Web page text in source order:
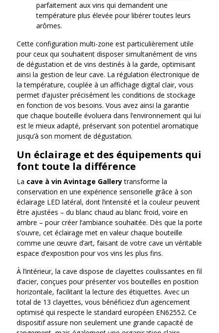
parfaitement aux vins qui demandent une
température plus élevée pour libérer toutes leurs
arômes.
Cette configuration multi-zone est particulièrement utile
pour ceux qui souhaitent disposer simultanément de vins
de dégustation et de vins destinés à la garde, optimisant
ainsi la gestion de leur cave. La régulation électronique de
la température, couplée à un affichage digital clair, vous
permet d’ajuster précisément les conditions de stockage
en fonction de vos besoins. Vous avez ainsi la garantie
que chaque bouteille évoluera dans l’environnement qui lui
est le mieux adapté, préservant son potentiel aromatique
jusqu’à son moment de dégustation.
Un éclairage et des équipements qui
font toute la différence
La cave à vin Avintage Gallerytransforme la
conservation en une expérience sensorielle grâce à son
éclairage LED latéral, dont l’intensité et la couleur peuvent
être ajustées – du blanc chaud au blanc froid, voire en
ambre – pour créer l’ambiance souhaitée. Dès que la porte
s’ouvre, cet éclairage met en valeur chaque bouteille
comme une œuvre d’art, faisant de votre cave un véritable
espace d’exposition pour vos vins les plus fins.
À l’intérieur, la cave dispose de clayettes coulissantes en fil
d’acier, conçues pour présenter vos bouteilles en position
horizontale, facilitant la lecture des étiquettes. Avec un
total de 13 clayettes, vous bénéficiez d’un agencement
optimisé qui respecte le standard européen EN62552. Ce
dispositif assure non seulement une grande capacité de